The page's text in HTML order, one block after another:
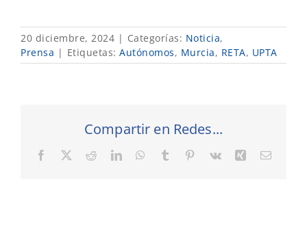
20 diciembre, 2024 | Categorías: Noticia,
Prensa | Etiquetas: Autónomos, Murcia, RETA, UPTA
Compartir en Redes...
Facebook RedditLinkedInWhatsApp
Tumblr Pinterest
Vk XingCorreo